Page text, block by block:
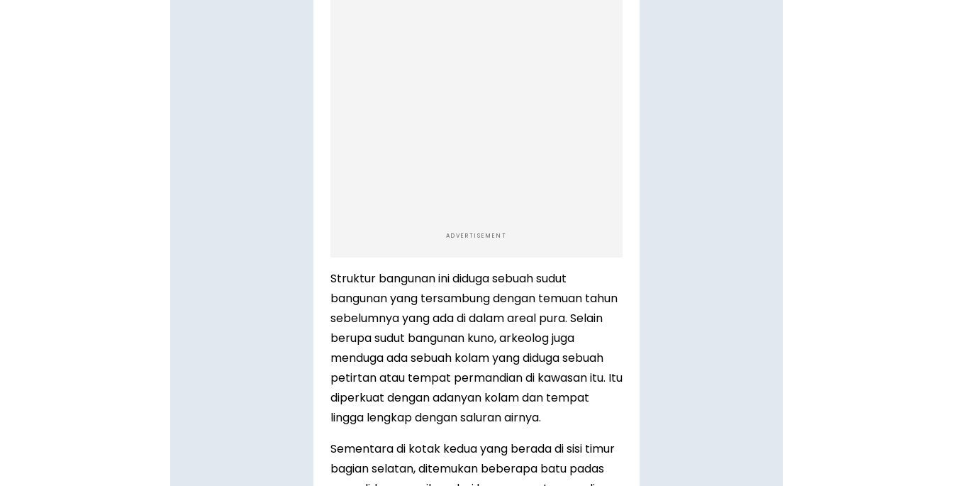
ADVERTISEMENT
Struktur bangunan ini diduga sebuah sudut
bangunan yang tersambung dengan temuan tahun
sebelumnya yang ada di dalam areal pura. Selain
berupa sudut bangunan kuno, arkeolog juga
menduga ada sebuah kolam yang diduga sebuah
petirtan atau tempat permandian di kawasan itu. Itu
diperkuat dengan adanyan kolam dan tempat
lingga lengkap dengan saluran airnya.
Sementara di kotak kedua yang berada di sisi timur
bagian selatan, ditemukan beberapa batu padas